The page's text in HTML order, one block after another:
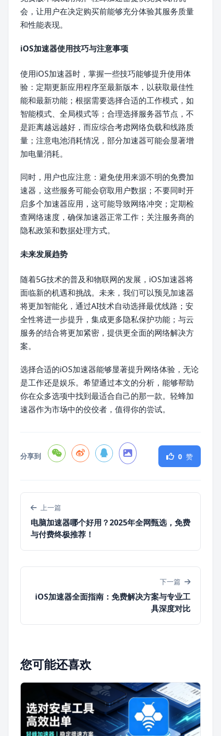
会，让用户在决定购买前能够充分体验其服务质量
和性能表现。
iOS加速器使用技巧与注意事项
使用iOS加速器时，掌握一些技巧能够提升使用体
验：定期更新应用程序至最新版本，以获取最佳性
能和最新功能；根据需要选择合适的工作模式，如
智能模式、全局模式等；合理选择服务器节点，不
是距离越远越好，而应综合考虑网络负载和线路质
量；注意电池消耗情况，部分加速器可能会显著增
加电量消耗。
同时，用户也应注意：避免使用来源不明的免费加
速器，这些服务可能会窃取用户数据；不要同时开
启多个加速器应用，这可能导致网络冲突；定期检
查网络速度，确保加速器正常工作；关注服务商的
隐私政策和数据处理方式。
未来发展趋势
随着5G技术的普及和物联网的发展，iOS加速器将
面临新的机遇和挑战。未来，我们可以预见加速器
将更加智能化，通过AI技术自动选择最优线路；安
全性将进一步提升，集成更多隐私保护功能；与云
服务的结合将更加紧密，提供更全面的网络解决方
案。
选择合适的iOS加速器能够显著提升网络体验，无论
是工作还是娱乐。希望通过本文的分析，能够帮助
你在众多选项中找到最适合自己的那一款。轻蜂加
速器作为市场中的佼佼者，值得你的尝试。
分享到 0 赞
上一篇
电脑加速器哪个好用？2025年全网甄选，免费
与付费终极推荐！
下一篇
iOS加速器全面指南：免费解决方案与专业工
具深度对比
您可能还喜欢